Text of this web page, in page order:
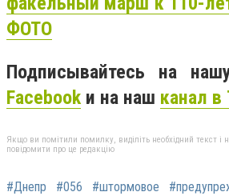
ФОТО
Подписывайтесь на
Facebook и на наш канал в
Якщо ви помітили помилку, виділіть необхідний текст і
повідомити про це редакцію
#Днепр #056 #штормовое